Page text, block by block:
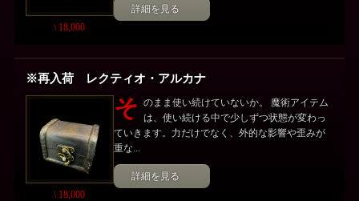
\ 18,000
詳細を見る
※再入荷 レクティオ・アルカナ
\ 18,000
そ のまま使い続けていないか。 魔術アイテム
は、使い続ける中で少しずつ状態が変わっ
ていきます。力だけでなく、外的な影響や歪みが
重な...
詳細を見る